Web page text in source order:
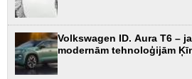
Volkswagen ID. Aura T6 –
modernām tehnoloģijām